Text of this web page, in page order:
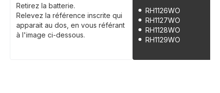
Retirez la batterie.
Relevez la référence inscrite qui
apparait au dos, en vous référant
à l'image ci-dessous.
RH1126WO
RH1127WO
RH1128WO
RH1129WO